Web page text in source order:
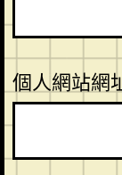
個人網站網